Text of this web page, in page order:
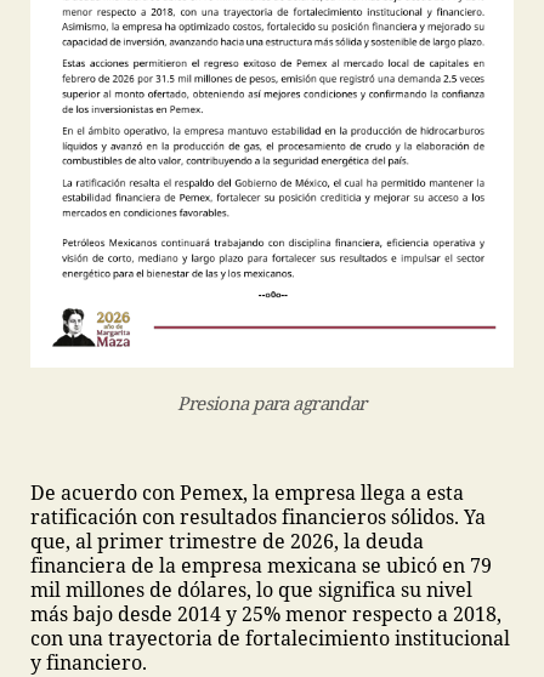
Presiona para agrandar
De acuerdo con Pemex, la empresa llega a esta
ratificación con resultados financieros sólidos. Ya
que, al primer trimestre de 2026, la deuda
financiera de la empresa mexicana se ubicó en 79
mil millones de dólares, lo que significa su nivel
más bajo desde 2014 y 25% menor respecto a 2018,
con una trayectoria de fortalecimiento institucional
y financiero.